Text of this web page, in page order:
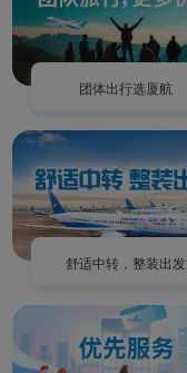
团体出行选厦航
舒适中转，整装出发